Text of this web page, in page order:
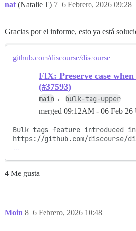
nat (Natalie T) 6 Febrero, 2026 09:28
7
Gracias por el informe, esto ya está
github.com/discourse/discourse
FIX: Preserve case
(#37593)
main ← bulk-tag-upper
merged 09:12AM - 06 Feb 26
Bulk tags feature introduced in
https://github.com/discourse/
…
4 Me gusta
Moin 6 Febrero, 2026 10:48
8